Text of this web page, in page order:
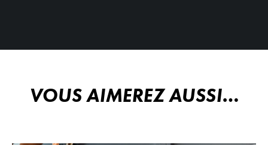
VOUS AIMEREZ AUSSI…